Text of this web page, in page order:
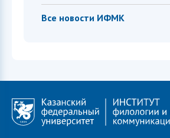
Все новости ИФМК